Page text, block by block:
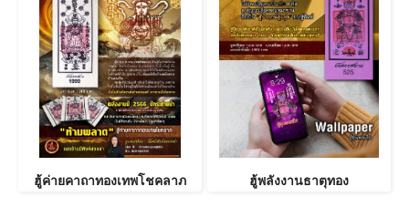
ฮู้ค่ายคาถาทองเทพโชคลาภ ฮู้พลังงานธาตุทอง